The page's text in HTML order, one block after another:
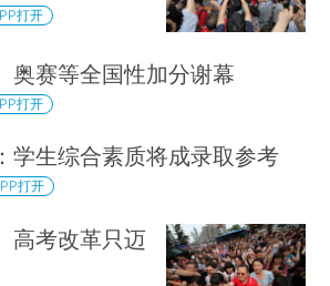
打开
奥赛等全国性加分谢幕
打开
学生综合素质将成录取参考
打开
高考改革只迈